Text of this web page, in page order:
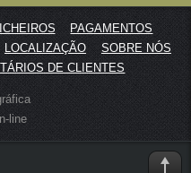
PAGAMENTOS
LOCALIZAÇÃO
SOBRE NÓS
DE CLIENTES
line